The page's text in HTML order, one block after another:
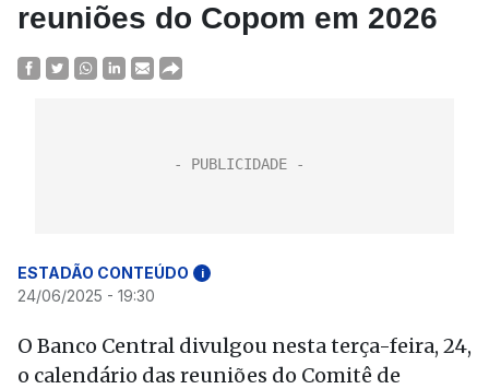
reuniões do Copom em 2026
ESTADÃO CONTEÚDO i
24/06/2025 - 19:30
O Banco Central divulgou nesta terça-feira, 24,
o calendário das reuniões do Comitê de